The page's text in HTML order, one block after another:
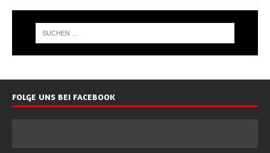
FOLGE UNS BEI FACEBOOK